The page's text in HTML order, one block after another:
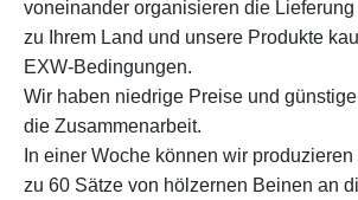
voneinander organisieren die
zu Ihrem Land und unsere Produkte
EXW-Bedingungen.
Wir haben niedrige Preise und
die Zusammenarbeit.
In einer Woche können wir
zu 60 Sätze von hölzernen Beinen an